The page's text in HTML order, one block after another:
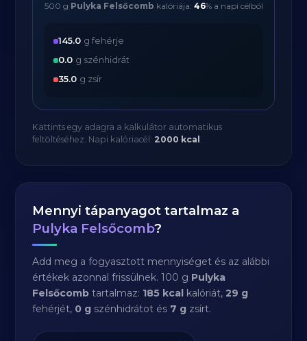
500 g Pulyka Felsőcomb kalóriája: 46% a napi célból
145.0 g fehérje
0.0 g szénhidrát
35.0 g zsír
Kattints egy adagra a kalkulátor automatikus
feltöltéséhez. Napi kalóriacél: 2000 kcal .
Mennyi tápanyagot tartalmaz a
Pulyka Felsőcomb?
Add meg a fogyasztott mennyiséget és az alábbi
értékek azonnal frissülnek. 100 g Pulyka
Felsőcomb tartalmaz: 185 kcal kalóriát,29 g
fehérjét, 0 g szénhidrátot és 7 g zsírt.